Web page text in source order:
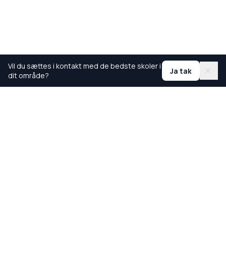
Vil du sættes i kontakt med de bedste skoler i
dit område?
Ja tak